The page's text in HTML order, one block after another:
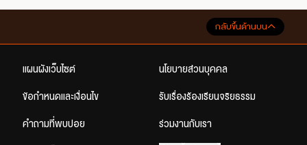
กลับขึ้นด้านบน
แผนผังเว็บไซต์ นโยบายส่วนบุคคล
ข้อกำหนดและเงื่อนไข รับเรื่องร้องเรียนจริยธรรม
คำถามที่พบบ่อย ร่วมงานกับเรา